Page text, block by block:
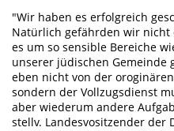
"Wir haben es erfolgreich
Natürlich gefährden wir nicht
es um so sensible Bereiche
unserer jüdischen Gemeinde
eben nicht von der
sondern der Vollzugsdienst
aber wiederum andere
stellv. Landesvositzender der